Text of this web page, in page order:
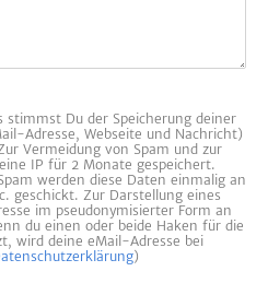
stimmst Du der Speicherung deiner
Adresse, Webseite und Nachricht)
Vermeidung von Spam und zur
IP für 2 Monate gespeichert.
werden diese Daten einmalig an
geschickt. Zur Darstellung eines
im pseudonymisierter Form an
du einen oder beide Haken für die
wird deine eMail-Adresse bei
)